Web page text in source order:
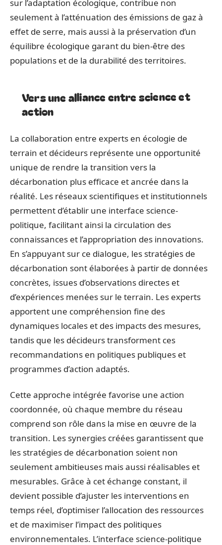
sur l’adaptation écologique, contribue non
seulement à l’atténuation des émissions de gaz à
effet de serre, mais aussi à la préservation d’un
équilibre écologique garant du bien-être des
populations et de la durabilité des territoires.
Vers une alliance entre science et
action
La collaboration entre experts en écologie de
terrain et décideurs représente une opportunité
unique de rendre la transition vers la
décarbonation plus efficace et ancrée dans la
réalité. Les réseaux scientifiques et institutionnels
permettent d’établir une interface science-
politique, facilitant ainsi la circulation des
connaissances et l’appropriation des innovations.
En s’appuyant sur ce dialogue, les stratégies de
décarbonation sont élaborées à partir de données
concrètes, issues d’observations directes et
d’expériences menées sur le terrain. Les experts
apportent une compréhension fine des
dynamiques locales et des impacts des mesures,
tandis que les décideurs transforment ces
recommandations en politiques publiques et
programmes d’action adaptés.
Cette approche intégrée favorise une action
coordonnée, où chaque membre du réseau
comprend son rôle dans la mise en œuvre de la
transition. Les synergies créées garantissent que
les stratégies de décarbonation soient non
seulement ambitieuses mais aussi réalisables et
mesurables. Grâce à cet échange constant, il
devient possible d’ajuster les interventions en
temps réel, d’optimiser l’allocation des ressources
et de maximiser l’impact des politiques
environnementales. L’interface science-politique